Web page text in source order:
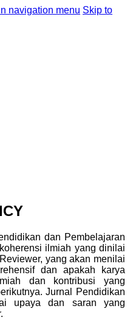
navigation menu Skip to
dan Pembelajaran
ilmiah yang dinilai
yang akan menilai
dan apakah karya
dan kontribusi yang
Jurnal Pendidikan
upaya dan saran yang